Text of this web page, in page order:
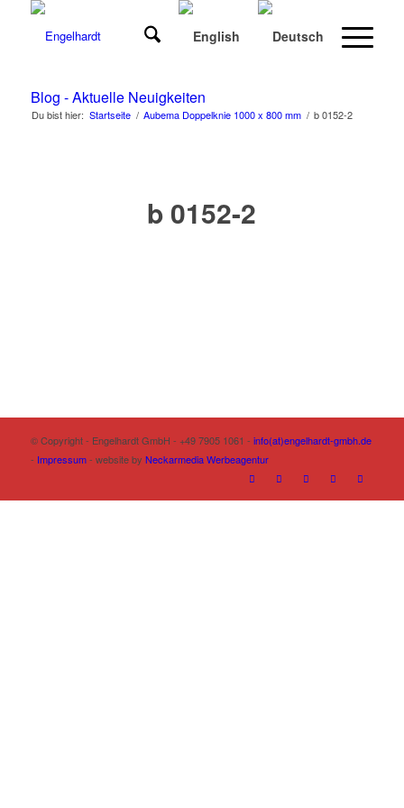
Blog - Aktuelle Neuigkeiten
Du bist hier: Startseite / Aubema Doppelknie 1000 x 800 mm / b 0152-2
b 0152-2
© Copyright - Engelhardt GmbH - +49 7905 1061 - info(at)engelhardt-gmbh.de
- Impressum- website by Neckarmedia Werbeagentur